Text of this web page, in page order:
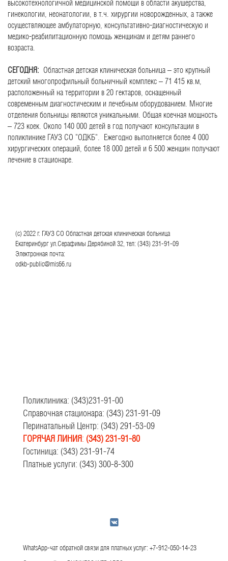
высокотехнологичной медицинской помощи в области акушерства,
гинекологии, неонатологии, в т.ч. хирургии новорожденных, а также
осуществляющее амбулаторную, консультативно-диагностическую и
медико-реабилитационную помощь женщинам и детям раннего
возраста.
СЕГОДНЯ: Областная детская клиническая больница – это крупный
детский многопрофильный больничный комплекс – 71 415 кв.м,
расположенный на территории в 20 гектаров, оснащенный
современным диагностическим и лечебным оборудованием. Многие
отделения больницы являются уникальными. Общая коечная мощность
– 723 коек. Около 140 000 детей в год получают консультации в
поликлинике ГАУЗ СО "ОДКБ". Ежегодно выполняется более 4 000
хирургических операций, более 18 000 детей и 6 500 женщин получают
лечение в стационаре.
(с) 2022 г. ГАУЗ СО Областная детская клиническая больница
Екатеринбург ул.Серафимы Дерябиной 32, тел: (343) 231-91-09
Электронная почта:
odkb-public@mis66.ru
Поликлиника: (343)231-91-00
Справочная стационара: (343) 231-91-09
Перинатальный Центр: (343) 291-53-09
ГОРЯЧАЯ ЛИНИЯ: (343) 231-91-80
Гостиница: (343) 231-91-74
Платные услуги: (343) 300-8-300
WhatsApp-чат обратной связи для платных услуг: +7-912-050-14-23